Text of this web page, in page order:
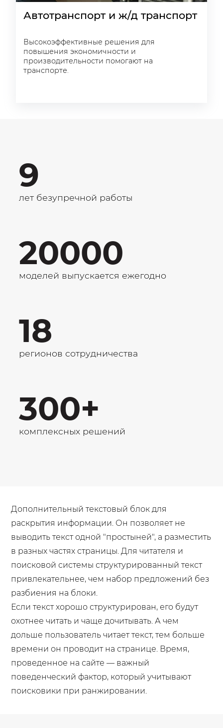
Автотранспорт и ж/д транспорт
Высокоэффективные решения для
повышения экономичности и
производительности помогают на
транспорте.
9
лет безупречной работы
20000
моделей выпускается ежегодно
18
регионов сотрудничества
300+
комплексных решений
Дополнительный текстовый блок для
раскрытия информации. Он позволяет не
выводить текст одной "простыней", а разместить
в разных частях страницы. Для читателя и
поисковой системы структурированный текст
привлекательнее, чем набор предложений без
разбиения на блоки.
Если текст хорошо структурирован, его будут
охотнее читать и чаще дочитывать. А чем
дольше пользователь читает текст, тем больше
времени он проводит на странице. Время,
проведенное на сайте — важный
поведенческий фактор, который учитывают
поисковики при ранжировании.